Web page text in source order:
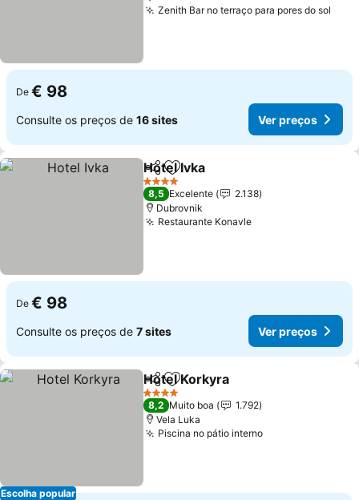
Zenith Bar no terraço para pores do sol
De € 98
Consulte os preços de 16 sites Ver preços
PartilharAdicionar aos favoritos
Hotel Ivka
4 Estrelas
8,5 Excelente
2.138
Dubrovnik
Restaurante Konavle
De € 98
Consulte os preços de 7 sites Ver preços
Escolha popular
PartilharAdicionar aos favoritos
Hotel Korkyra
4 Estrelas
8,2 Muito boa
1.792
Vela Luka
Piscina no pátio interno